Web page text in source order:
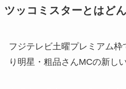
ツッコミスターとはど
フジテレビ土曜プレミアム
り明星・粗品さんMCの新し